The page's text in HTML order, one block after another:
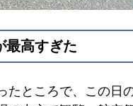
最高すぎた
たところで、この日